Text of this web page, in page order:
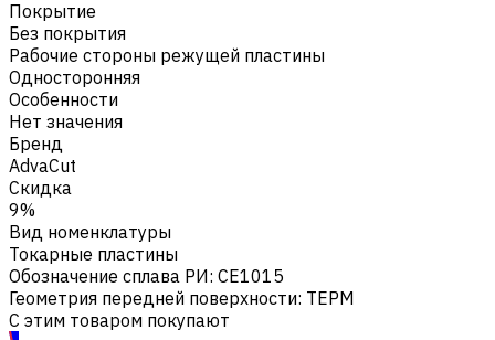
Покрытие
Без покрытия
Рабочие стороны режущей пластины
Односторонняя
Особенности
Нет значения
Бренд
AdvaCut
Скидка
9%
Вид номенклатуры
Токарные пластины
Обозначение сплава РИ: CE1015
Геометрия передней поверхности: TEPM
С этим товаром покупают